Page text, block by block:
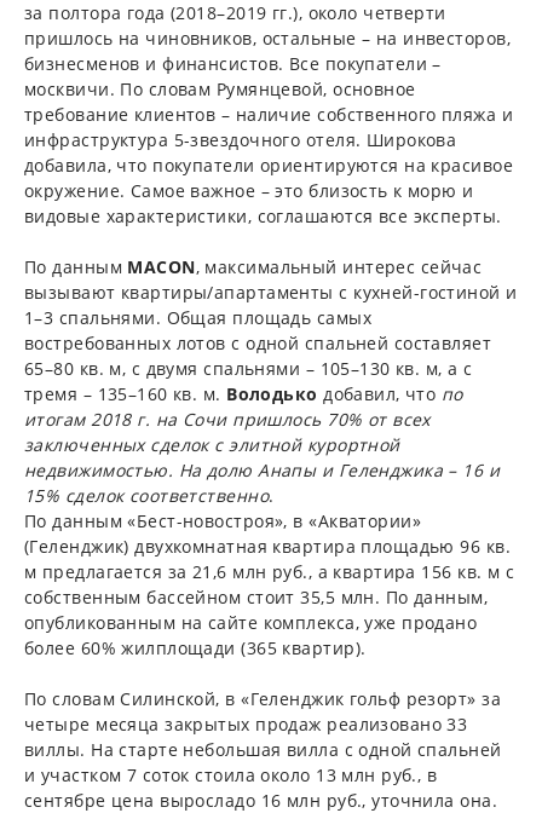
за полтора года (2018–2019 гг.), около четверти
пришлось на чиновников, остальные – на инвесторов,
бизнесменов и финансистов. Все покупатели –
москвичи. По словам Румянцевой, основное
требование клиентов – наличие собственного пляжа и
инфраструктура 5-звездочного отеля. Широкова
добавила, что покупатели ориентируются на красивое
окружение. Самое важное – это близость к морю и
видовые характеристики, соглашаются все эксперты.
По данным MACON, максимальный интерес сейчас
вызывают квартиры/апартаменты с кухней-гостиной и
1–3 спальнями. Общая площадь самых
востребованных лотов с одной спальней составляет
65–80 кв. м, с двумя спальнями – 105–130 кв. м, а с
тремя – 135–160 кв. м. Володько добавил, что по
итогам 2018 г. на Сочи пришлось 70% от всех
заключенных сделок с элитной курортной
недвижимостью. На долю Анапы и Геленджика – 16 и
15% сделок соответственно.
По данным «Бест-новостроя», в «Акватории»
(Геленджик) двухкомнатная квартира площадью 96 кв.
м предлагается за 21,6 млн руб., а квартира 156 кв. м с
собственным бассейном стоит 35,5 млн. По данным,
опубликованным на сайте комплекса, уже продано
более 60% жилплощади (365 квартир).
По словам Силинской, в «Геленджик гольф резорт» за
четыре месяца закрытых продаж реализовано 33
виллы. На старте небольшая вилла с одной спальней
и участком 7 соток стоила около 13 млн руб., в
сентябре цена выросладо 16 млн руб., уточнила она.